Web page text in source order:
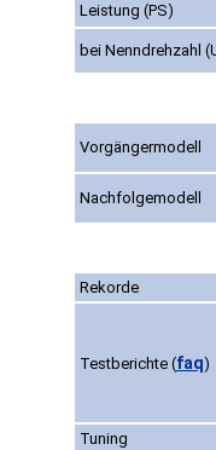
Leistung (PS)
bei Nenndrehzahl
Vorgängermodell
Nachfolgemodell
Rekorde
Testberichte (faq)
Tuning